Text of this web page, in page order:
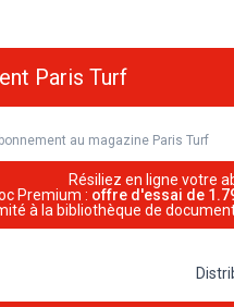
Paris Turf
au magazine Paris Turf
Résiliez en ligne votre
Premium : offre d'essai de
à la bibliothèque de